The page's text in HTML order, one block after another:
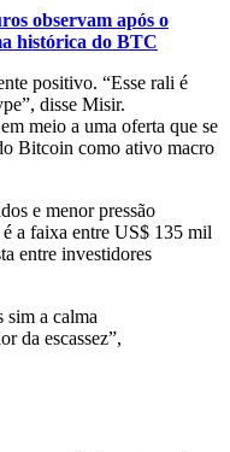
observam após o
histórica do BTC
positivo. “Esse rali é
disse Misir.
meio a uma oferta que se
Bitcoin como ativo macro
e menor pressão
a faixa entre US$ 135 mil
entre investidores
sim a calma
da escassez”,